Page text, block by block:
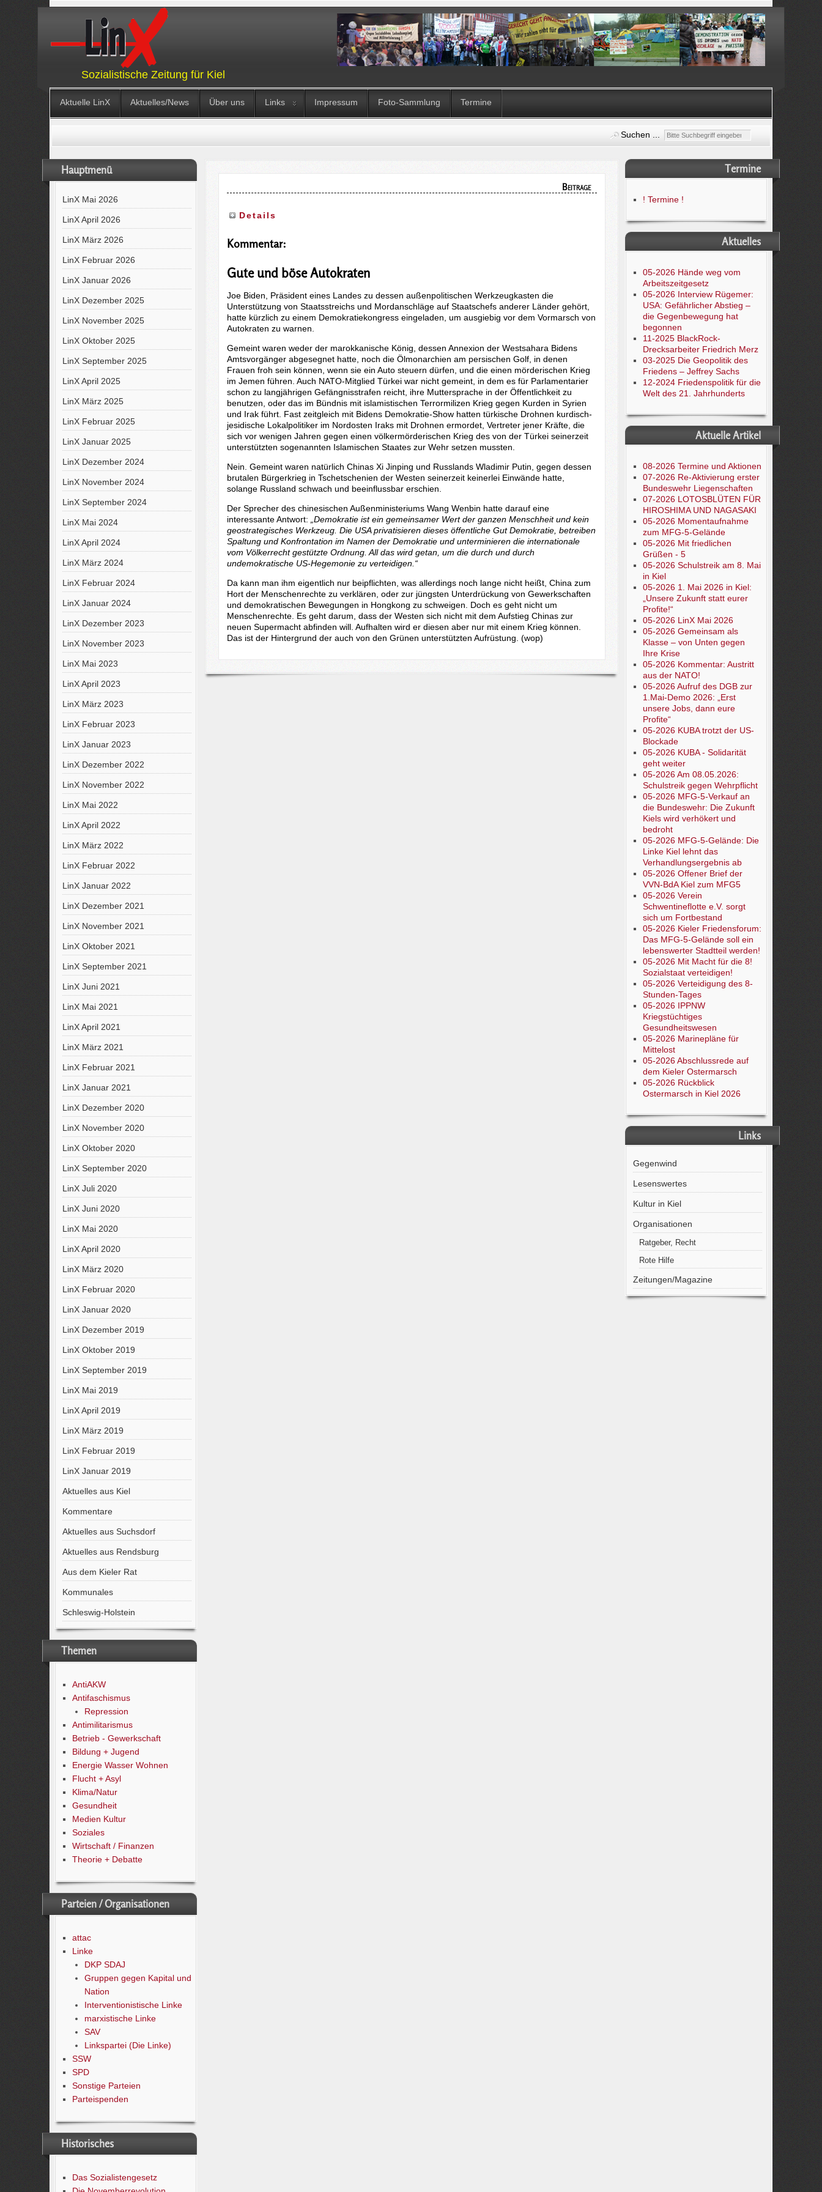
Sozialistische Zeitung für Kiel
Aktuelle LinX Aktuelles/News Über uns Links Impressum Foto-Sammlung Termine
Suchen ...
Hauptmenü
LinX Mai 2026
LinX April 2026
LinX März 2026
LinX Februar 2026
LinX Januar 2026
LinX Dezember 2025
LinX November 2025
LinX Oktober 2025
LinX September 2025
LinX April 2025
LinX März 2025
LinX Februar 2025
LinX Januar 2025
LinX Dezember 2024
LinX November 2024
LinX September 2024
LinX Mai 2024
LinX April 2024
LinX März 2024
LinX Februar 2024
LinX Januar 2024
LinX Dezember 2023
LinX November 2023
LinX Mai 2023
LinX April 2023
LinX März 2023
LinX Februar 2023
LinX Januar 2023
LinX Dezember 2022
LinX November 2022
LinX Mai 2022
LinX April 2022
LinX März 2022
LinX Februar 2022
LinX Januar 2022
LinX Dezember 2021
LinX November 2021
LinX Oktober 2021
LinX September 2021
LinX Juni 2021
LinX Mai 2021
LinX April 2021
LinX März 2021
LinX Februar 2021
LinX Januar 2021
LinX Dezember 2020
LinX November 2020
LinX Oktober 2020
LinX September 2020
LinX Juli 2020
LinX Juni 2020
LinX Mai 2020
LinX April 2020
LinX März 2020
LinX Februar 2020
LinX Januar 2020
LinX Dezember 2019
LinX Oktober 2019
LinX September 2019
LinX Mai 2019
LinX April 2019
LinX März 2019
LinX Februar 2019
LinX Januar 2019
Aktuelles aus Kiel
Kommentare
Aktuelles aus Suchsdorf
Aktuelles aus Rendsburg
Aus dem Kieler Rat
Kommunales
Schleswig-Holstein
Themen
AntiAKW
Antifaschismus
Repression
Antimilitarismus
Betrieb - Gewerkschaft
Bildung + Jugend
Energie Wasser Wohnen
Flucht + Asyl
Klima/Natur
Gesundheit
Medien Kultur
Soziales
Wirtschaft / Finanzen
Theorie + Debatte
Parteien / Organisationen
attac
Linke
DKP SDAJ
Gruppen gegen Kapital und
Nation
Interventionistische Linke
marxistische Linke
SAV
Linkspartei (Die Linke)
SSW
SPD
Sonstige Parteien
Parteispenden
Historisches
Das Sozialistengesetz
Beiträge
Details
Kommentar:
Gute und böse Autokraten
Joe Biden, Präsident eines Landes zu dessen außenpolitischen Werkzeugkasten die
Unterstützung von Staatsstreichs und Mordanschläge auf Staatschefs anderer Länder gehört,
hatte kürzlich zu einem Demokratiekongress eingeladen, um ausgiebig vor dem Vormarsch von
Autokraten zu warnen.
Gemeint waren weder der marokkanische König, dessen Annexion der Westsahara Bidens
Amtsvorgänger abgesegnet hatte, noch die Ölmonarchien am persischen Golf, in denen
Frauen froh sein können, wenn sie ein Auto steuern dürfen, und die einen mörderischen Krieg
im Jemen führen. Auch NATO-Mitglied Türkei war nicht gemeint, in dem es für Parlamentarier
schon zu langjährigen Gefängnisstrafen reicht, ihre Muttersprache in der Öffentlichkeit zu
benutzen, oder das im Bündnis mit islamistischen Terrormilizen Krieg gegen Kurden in Syrien
und Irak führt. Fast zeitgleich mit Bidens Demokratie-Show hatten türkische Drohnen kurdisch-
jesidische Lokalpolitiker im Nordosten Iraks mit Drohnen ermordet, Vertreter jener Kräfte, die
sich vor wenigen Jahren gegen einen völkermörderischen Krieg des von der Türkei seinerzeit
unterstützten sogenannten Islamischen Staates zur Wehr setzen mussten.
Nein. Gemeint waren natürlich Chinas Xi Jinping und Russlands Wladimir Putin, gegen dessen
brutalen Bürgerkrieg in Tschetschenien der Westen seinerzeit keinerlei Einwände hatte,
solange Russland schwach und beeinflussbar erschien.
Der Sprecher des chinesischen Außenministeriums Wang Wenbin hatte darauf eine
interessante Antwort:
„Demokratie ist ein gemeinsamer Wert der ganzen Menschheit und kein
geostrategisches Werkzeug. Die USA privatisieren dieses öffentliche Gut Demokratie, betreiben
Spaltung und Konfrontation im Namen der Demokratie und unterminieren die internationale
vom Völkerrecht gestützte Ordnung. All das wird getan, um die durch und durch
undemokratische US-Hegemonie zu verteidigen.“
Da kann man ihm eigentlich nur beipflichten, was allerdings noch lange nicht heißt, China zum
Hort der Menschenrechte zu verklären, oder zur jüngsten Unterdrückung von Gewerkschaften
und demokratischen Bewegungen in Hongkong zu schweigen. Doch es geht nicht um
Menschenrechte. Es geht darum, dass der Westen sich nicht mit dem Aufstieg Chinas zur
neuen Supermacht abfinden will. Aufhalten wird er diesen aber nur mit einem Krieg können.
Das ist der Hintergrund der auch von den Grünen unterstützten Aufrüstung. (wop)
Termine
! Termine !
Aktuelles
05-2026 Hände weg vom
Arbeitszeitgesetz
05-2026 Interview Rügemer:
USA: Gefährlicher Abstieg –
die Gegenbewegung hat
begonnen
11-2025 BlackRock-
Drecksarbeiter Friedrich Merz
03-2025 Die Geopolitik des
Friedens – Jeffrey Sachs
12-2024 Friedenspolitik für die
Welt des 21. Jahrhunderts
Aktuelle Artikel
08-2026 Termine und Aktionen
07-2026 Re-Aktivierung erster
Bundeswehr Liegenschaften
07-2026 LOTOSBLÜTEN FÜR
HIROSHIMA UND NAGASAKI
05-2026 Momentaufnahme
zum MFG-5-Gelände
05-2026 Mit friedlichen
Grüßen - 5
05-2026 Schulstreik am 8. Mai
in Kiel
05-2026 1. Mai 2026 in Kiel:
„Unsere Zukunft statt eurer
Profite!“
05-2026 LinX Mai 2026
05-2026 Gemeinsam als
Klasse – von Unten gegen
Ihre Krise
05-2026 Kommentar: Austritt
aus der NATO!
05-2026 Aufruf des DGB zur
1.Mai-Demo 2026: „Erst
unsere Jobs, dann eure
Profite“
05-2026 KUBA trotzt der US-
Blockade
05-2026 KUBA - Solidarität
geht weiter
05-2026 Am 08.05.2026:
Schulstreik gegen Wehrpflicht
05-2026 MFG-5-Verkauf an
die Bundeswehr: Die Zukunft
Kiels wird verhökert und
bedroht
05-2026 MFG-5-Gelände: Die
Linke Kiel lehnt das
Verhandlungsergebnis ab
05-2026 Offener Brief der
VVN-BdA Kiel zum MFG5
05-2026 Verein
Schwentineflotte e.V. sorgt
sich um Fortbestand
05-2026 Kieler Friedensforum:
Das MFG-5-Gelände soll ein
lebenswerter Stadtteil werden!
05-2026 Mit Macht für die 8!
Sozialstaat verteidigen!
05-2026 Verteidigung des 8-
Stunden-Tages
05-2026 IPPNW
Kriegstüchtiges
Gesundheitswesen
05-2026 Marinepläne für
Mittelost
05-2026 Abschlussrede auf
dem Kieler Ostermarsch
05-2026 Rückblick
Ostermarsch in Kiel 2026
Links
Gegenwind
Lesenswertes
Kultur in Kiel
Organisationen
Ratgeber, Recht
Rote Hilfe
Zeitungen/Magazine